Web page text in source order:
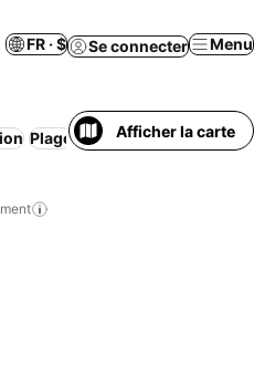
FR · $ Se connecter Menu
Plage Appart'hôtel Resort
Afficher la carte